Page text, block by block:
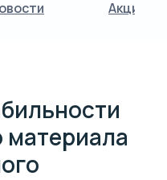
Акции
материала